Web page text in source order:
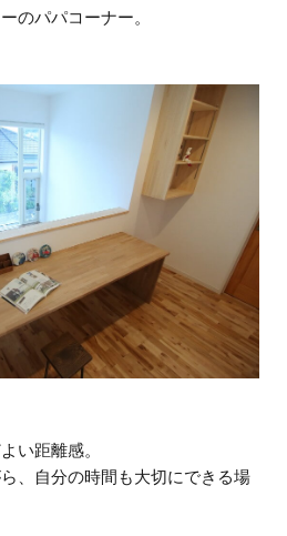
のパパコーナー。
い距離感。
、自分の時間も大切にできる場